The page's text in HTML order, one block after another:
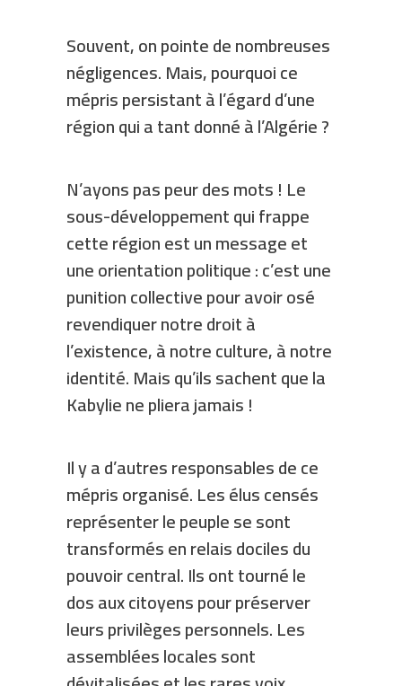
Souvent, on pointe de nombreuses
négligences. Mais, pourquoi ce
mépris persistant à l’égard d’une
région qui a tant donné à l’Algérie ?
N’ayons pas peur des mots ! Le
sous-développement qui frappe
cette région est un message et
une orientation politique : c’est une
punition collective pour avoir osé
revendiquer notre droit à
l’existence, à notre culture, à notre
identité. Mais qu’ils sachent que la
Kabylie ne pliera jamais !
Il y a d’autres responsables de ce
mépris organisé. Les élus censés
représenter le peuple se sont
transformés en relais dociles du
pouvoir central. Ils ont tourné le
dos aux citoyens pour préserver
leurs privilèges personnels. Les
assemblées locales sont